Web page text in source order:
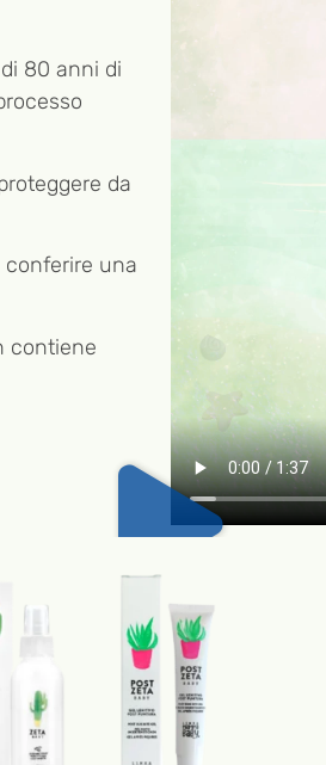
80 anni di
da
conferire una
contiene